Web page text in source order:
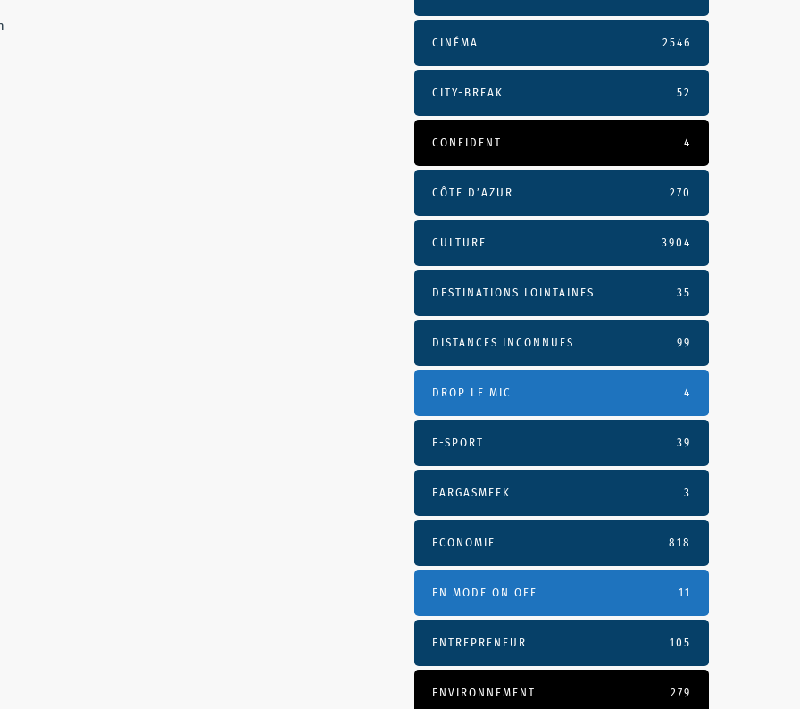
CINÉMA 2546
CITY-BREAK 52
CONFIDENT 4
CÔTE D’AZUR 270
CULTURE 3904
DESTINATIONS LOINTAINES 35
DISTANCES INCONNUES 99
DROP LE MIC 4
E-SPORT 39
EARGASMEEK 3
ECONOMIE 818
EN MODE ON OFF 11
ENTREPRENEUR 105
ENVIRONNEMENT 279